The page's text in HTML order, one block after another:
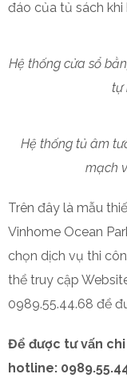
đáo của tủ sách
Hệ thống cửa sổ
tự
Hệ thống tủ âm
mạch
Trên đây là mẫu
Vinhome Ocean
chọn dịch vụ thi
thể truy cập
0989.55.44.68 để
Để được tư vấn
hotline: